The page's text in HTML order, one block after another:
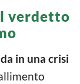
verdetto
in una crisi